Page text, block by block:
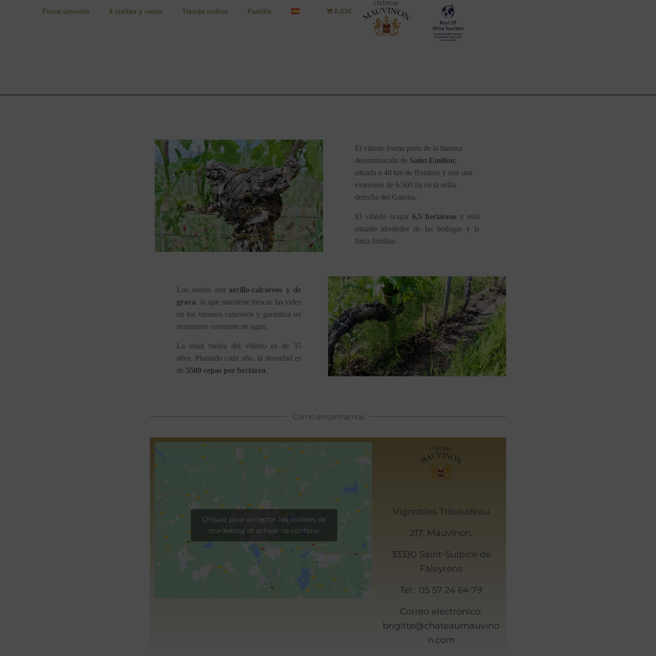
Finca vinicola 4 visitas y catas Tienda online Familia 0,00€
El viñedo forma parte de la famosa
denominación de Saint-Emilion,
situada a 40 km de Burdeos y con una
extensión de 6.500 ha en la orilla
derecha del Garona.
El viñedo ocupa 6,5 hectáreas y está
situado alrededor de las bodegas y la
finca familiar.
Los suelos son arcillo-calcáreos y de
grava, lo que mantiene frescas las vides
en los veranos calurosos y garantiza un
suministro constante de agua.
La edad media del viñedo es de 35
años. Plantado cada año, la densidad es
de 5500 cepas por hectárea.
Cómo encontrarnos
Cliquez pour accepter les cookies de
marketing et activer ce contenu
Vignobles Tribaudeau
217, Mauvinon,
33330 Saint-Sulpice de
Faleyrens
Tel : 05 57 24 64 79
Correo electrónico:
brigitte@chateaumauvino
n.com